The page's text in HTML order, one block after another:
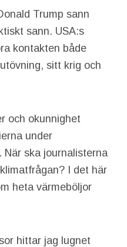
Trump sann
sann. USA:s
kontakten både
sitt krig och
och okunnighet
under
ska journalisterna
I det här
heta värmeböljor
hittar jag lugnet